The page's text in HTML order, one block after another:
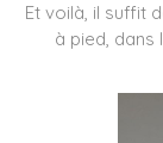
Et voilà, il suffit
à pied, dans